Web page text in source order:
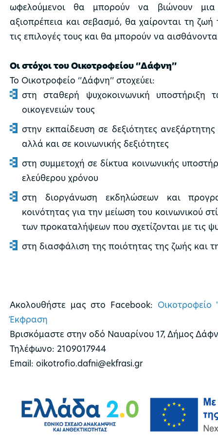
ωφελούμενοι θα μπορούν να βιώνουν
αξιοπρέπεια και σεβασμό, θα χαίρονται τη ζωή
τις επιλογές τους και θα μπορούν να
Οι στόχοι του Οικοτροφείου ‘’Δάφνη’’
Το Οικοτροφείο ‘’Δάφνη’’ στοχεύει:
στη σταθερή ψυχοκοινωνική
οικογενειών τους
στην εκπαίδευση σε δεξιότητες
αλλά και σε κοινωνικής δεξιότητες
στη συμμετοχή σε δίκτυα κοινωνικής
ελεύθερου χρόνου
στη διοργάνωση εκδηλώσεων και
κοινότητας για την μείωση του κοινωνικού
των προκαταλήψεων που σχετίζονται με τις
στη διασφάλιση της ποιότητας της ζωής και
Ακολουθήστε μας στο Facebook:
Έκφραση
Βρισκόμαστε στην οδό Ναυαρίνου 17, Δήμος
Τηλέφωνο: 2109017944
Email: oikotrofio.dafni@ekfrasi.gr